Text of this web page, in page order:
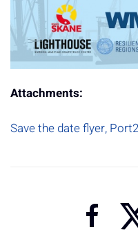
Attachments:
Save the date flyer,